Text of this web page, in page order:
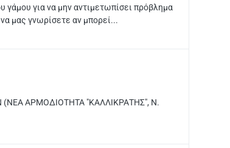
για να μην αντιμετωπίσει πρόβλημα
μας γνωρίσετε αν μπορεί...
ΑΡΜΟΔΙΟΤΗΤΑ "ΚΑΛΛΙΚΡΑΤΗΣ", Ν.